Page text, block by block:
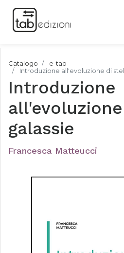
Catalogo
e-tab
Introduzione all'evoluzione di
Introduzione
galassie
Francesca Matteucci